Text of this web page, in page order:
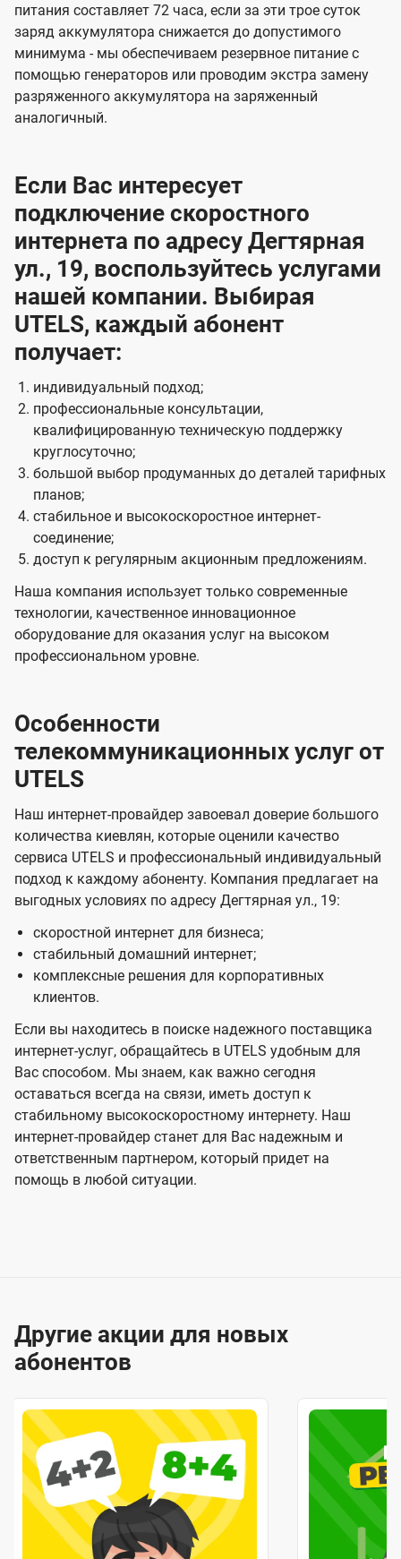
питания составляет 72 часа, если за эти трое суток
заряд аккумулятора снижается до допустимого
минимума - мы обеспечиваем резервное питание с
помощью генераторов или проводим экстра замену
разряженного аккумулятора на заряженный
аналогичный.
Если Вас интересует
подключение скоростного
интернета по адресу Дегтярная
ул., 19, воспользуйтесь услугами
нашей компании. Выбирая
UTELS, каждый абонент
получает:
индивидуальный подход;
профессиональные консультации,
квалифицированную техническую поддержку
круглосуточно;
большой выбор продуманных до деталей тарифных
планов;
стабильное и высокоскоростное интернет-
соединение;
доступ к регулярным акционным предложениям.
Наша компания использует только современные
технологии, качественное инновационное
оборудование для оказания услуг на высоком
профессиональном уровне.
Особенности
телекоммуникационных услуг от
UTELS
Наш интернет-провайдер завоевал доверие большого
количества киевлян, которые оценили качество
сервиса UTELS и профессиональный индивидуальный
подход к каждому абоненту. Компания предлагает на
выгодных условиях по адресу Дегтярная ул., 19:
скоростной интернет для бизнеса;
стабильный домашний интернет;
комплексные решения для корпоративных
клиентов.
Если вы находитесь в поиске надежного поставщика
интернет-услуг, обращайтесь в UTELS удобным для
Вас способом. Мы знаем, как важно сегодня
оставаться всегда на связи, иметь доступ к
стабильному высокоскоростному интернету. Наш
интернет-провайдер станет для Вас надежным и
ответственным партнером, который придет на
помощь в любой ситуации.
Другие акции для новых
абонентов